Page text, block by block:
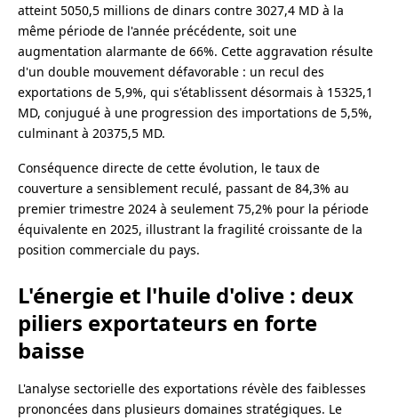
atteint 5050,5 millions de dinars contre 3027,4 MD à la
même période de l'année précédente, soit une
augmentation alarmante de 66%. Cette aggravation résulte
d'un double mouvement défavorable : un recul des
exportations de 5,9%, qui s'établissent désormais à 15325,1
MD, conjugué à une progression des importations de 5,5%,
culminant à 20375,5 MD.
Conséquence directe de cette évolution, le taux de
couverture a sensiblement reculé, passant de 84,3% au
premier trimestre 2024 à seulement 75,2% pour la période
équivalente en 2025, illustrant la fragilité croissante de la
position commerciale du pays.
L'énergie et l'huile d'olive : deux
piliers exportateurs en forte
baisse
L'analyse sectorielle des exportations révèle des faiblesses
prononcées dans plusieurs domaines stratégiques. Le